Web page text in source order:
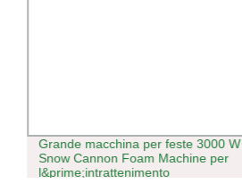
Grande macchina per feste 3000 W
Snow Cannon Foam Machine per
l&prime;intrattenimento